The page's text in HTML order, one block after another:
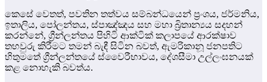
කෙසේ වෙතත්, පවතින තත්වය සම්බන්ධයෙන් ප්‍රංශය, ජර්මනිය,
ඉතාලිය, පෝලන්තය, ස්පාඤ්ඤය සහ මහා බ්‍රිතාන්‍යය සදහන්
කරන්නේ, ග්‍රීන්ලන්තය පිහිටි ආක්ටික් කලාපයේ ආරක්ෂාව
තහවුරු කිරීමට තමන් බැඳී සිටින බවත්, ඇමරිකානූ ජනපතිට
හිතුමතේ ග්‍රීන්ලන්තයේ ස්වෛරීභාවය, දේශසීමා උල්ලංඝනයක්
කළ නොහැකි බවත්ය.